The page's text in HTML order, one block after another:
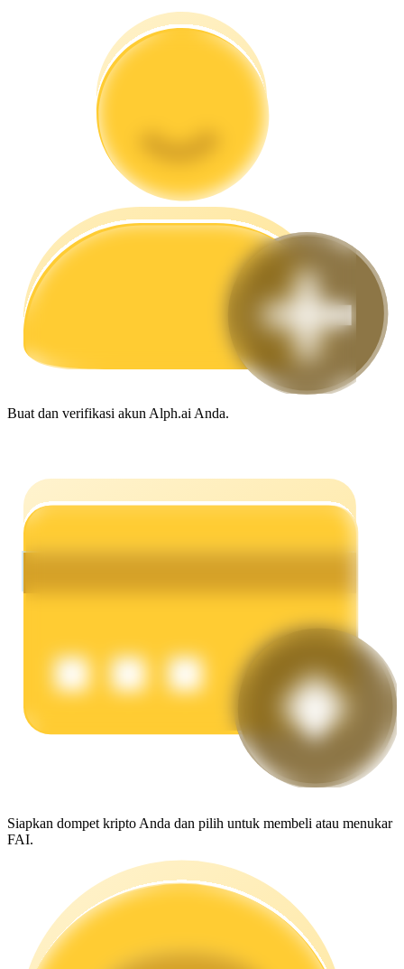
Analisis data besar termasuk info perdagangan, dll.
Panduan Pemula Berjangka
Strategi perdagangan
Menghasilkan
Dapatkan imbalan kompetitif setiap hari
Buat dan verifikasi akun Alph.ai Anda.
Siapkan dompet kripto Anda dan pilih untuk membeli atau menukar
FAI.